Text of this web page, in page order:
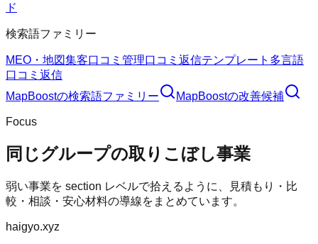
ド
検索語ファミリー
MEO・地図集客口コミ管理口コミ返信テンプレート 多言語
口コミ返信
MapBoostの検索語ファミリー MapBoostの改善候補
Focus
同じグループの取りこぼし事業
弱い事業を section レベルで拾えるように、見積もり・比
較・相談・安心材料の導線をまとめています。
haigyo.xyz